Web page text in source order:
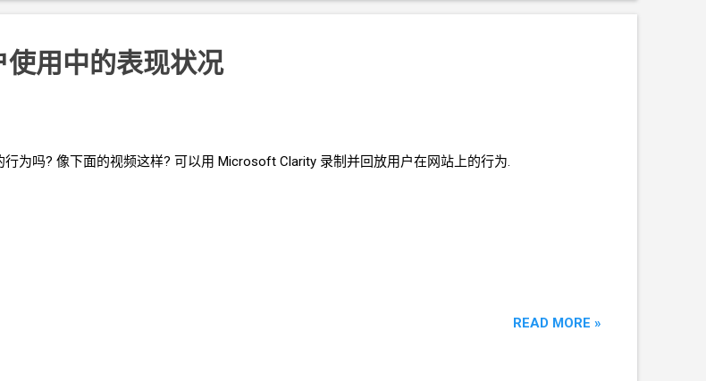
用中的表现状况
为吗? 像下面的视频这样? 可以用 Microsoft Clarity 录制并回放用户在网站上的行为.
READ MORE »